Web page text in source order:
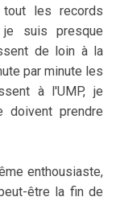
les records
je suis presque
de loin à la
par minute les
à l'UMP, je
doivent prendre
enthousiaste,
être la fin de